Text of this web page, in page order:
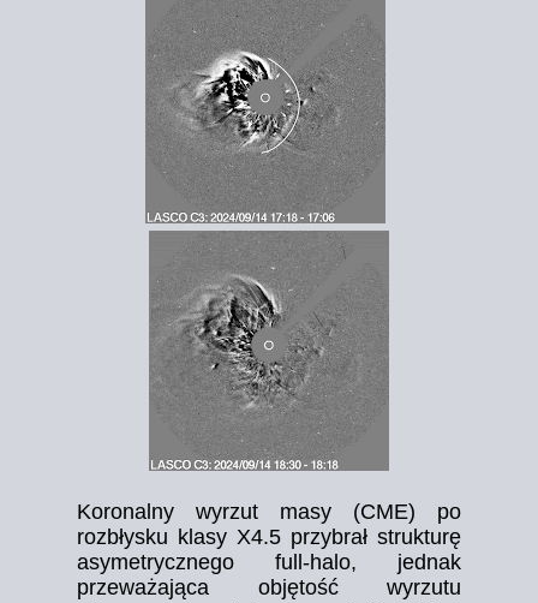
Koronalny wyrzut masy (CME) po
rozbłysku klasy X4.5 przybrał strukturę
asymetrycznego full-halo, jednak
przeważająca objętość wyrzutu